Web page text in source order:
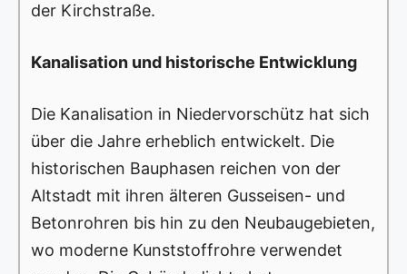
der Kirchstraße.
Kanalisation und historische Entwicklung
Die Kanalisation in Niedervorschütz hat sich
über die Jahre erheblich entwickelt. Die
historischen Bauphasen reichen von der
Altstadt mit ihren älteren Gusseisen- und
Betonrohren bis hin zu den Neubaugebieten,
wo moderne Kunststoffrohre verwendet